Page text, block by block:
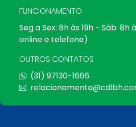
FUNCIONAMENTO
Seg a Sex: 8h às 19h - Sáb: 8h
online e telefone)
OUTROS CONTATOS
(31) 97130-1666